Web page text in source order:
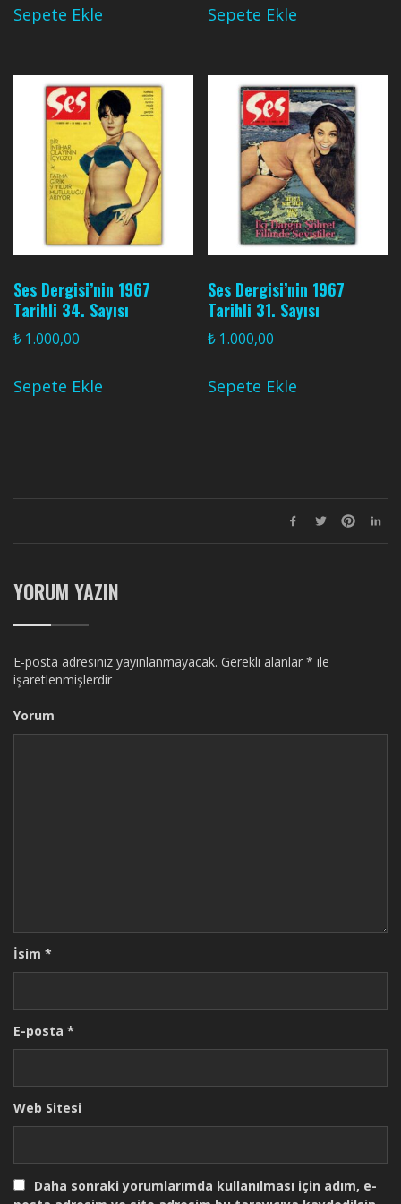
Sepete Ekle Sepete Ekle
Ses Dergisi’nin 1967
Tarihli 34. Sayısı
₺ 1.000,00
Sepete Ekle
Ses Dergisi’nin 1967
Tarihli 31. Sayısı
₺ 1.000,00
Sepete Ekle
YORUM YAZIN
E-posta adresiniz yayınlanmayacak. Gerekli alanlar * ile
işaretlenmişlerdir
Yorum
İsim *
E-posta *
Web Sitesi
Daha sonraki yorumlarımda kullanılması için adım, e-